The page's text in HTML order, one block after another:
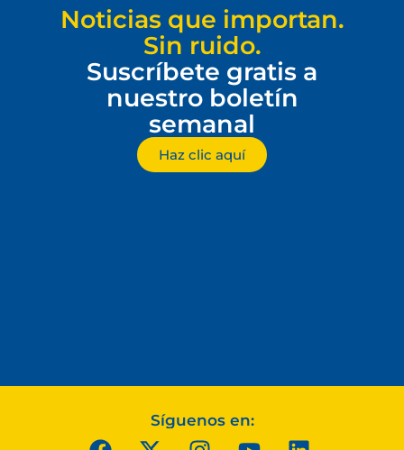
Noticias que importan.
Sin ruido.
Suscríbete gratis a
nuestro boletín
semanal
Haz clic aquí
Síguenos en: